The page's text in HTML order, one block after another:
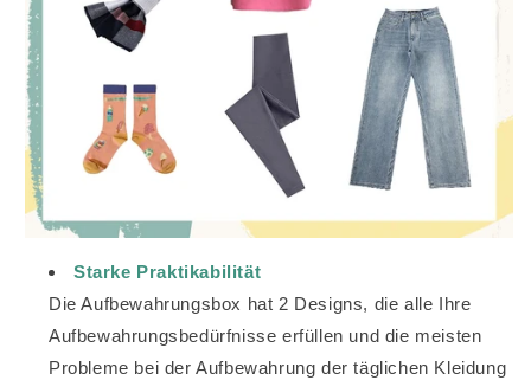
Starke Praktikabilität
Die Aufbewahrungsbox hat 2 Designs, die alle Ihre
Aufbewahrungsbedürfnisse erfüllen und die meisten
Probleme bei der Aufbewahrung der täglichen Kleidung